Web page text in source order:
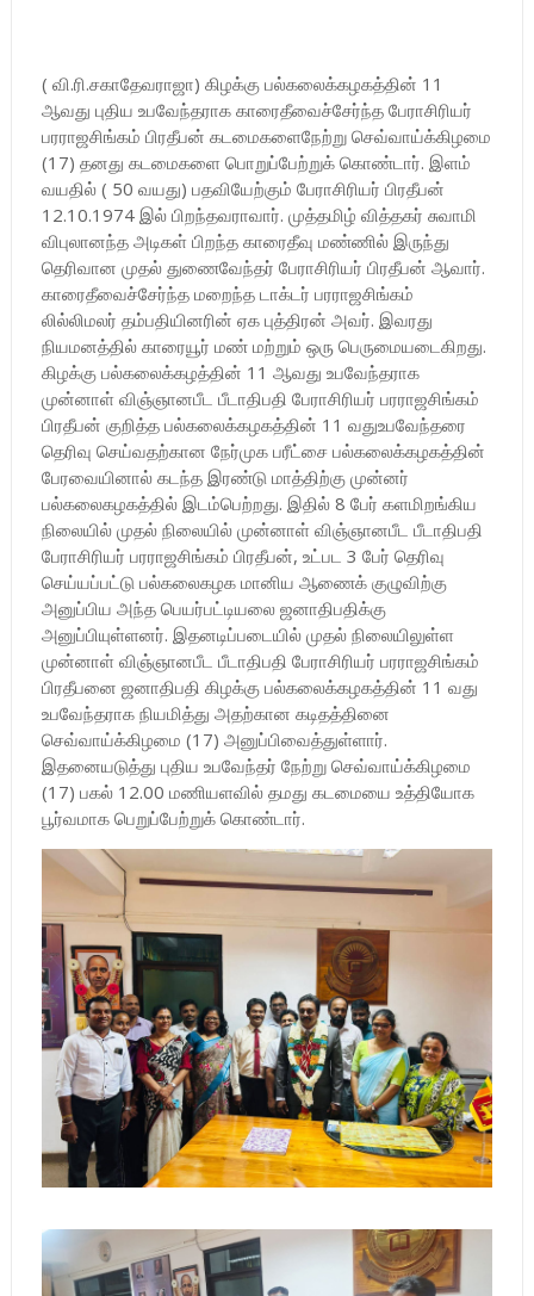
( வி.ரி.சகாதேவராஜா) கிழக்கு பல்கலைக்கழகத்தின் 11
ஆவது புதிய உபவேந்தராக காரைதீவைச்சேர்ந்த பேராசிரியர்
பரராஜசிங்கம் பிரதீபன் கடமைகளைநேற்று செவ்வாய்க்கிழமை
(17) தனது கடமைகளை பொறுப்பேற்றுக் கொண்டார். இளம்
வயதில் ( 50 வயது) பதவியேற்கும் பேராசிரியர் பிரதீபன்
12.10.1974 இல் பிறந்தவராவார். முத்தமிழ் வித்தகர் சுவாமி
விபுலானந்த அடிகள் பிறந்த காரைதீவு மண்ணில் இருந்து
தெரிவான முதல் துணைவேந்தர் பேராசிரியர் பிரதீபன் ஆவார்.
காரைதீவைச்சேர்ந்த மறைந்த டாக்டர் பரராஜசிங்கம்
லில்லிமலர் தம்பதியினரின் ஏக புத்திரன் அவர். இவரது
நியமனத்தில் காரையூர் மண் மற்றும் ஒரு பெருமையடைகிறது.
கிழக்கு பல்கலைக்கழத்தின் 11 ஆவது உபவேந்தராக
முன்னாள் விஞ்ஞானபீட பீடாதிபதி பேராசிரியர் பரராஜசிங்கம்
பிரதீபன் குறித்த பல்கலைக்கழகத்தின் 11 வதுஉபவேந்தரை
தெரிவு செய்வதற்கான நேர்முக பரீட்சை பல்கலைக்கழகத்தின்
பேரவையினால் கடந்த இரண்டு மாத்திற்கு முன்னர்
பல்கலைகழகத்தில் இடம்பெற்றது. இதில் 8 பேர் களமிறங்கிய
நிலையில் முதல் நிலையில் முன்னாள் விஞ்ஞானபீட பீடாதிபதி
பேராசிரியர் பரராஜசிங்கம் பிரதீபன், உட்பட 3 பேர் தெரிவு
செய்யப்பட்டு பல்கலைகழக மானிய ஆணைக் குழுவிற்கு
அனுப்பிய அந்த பெயர்பட்டியலை ஜனாதிபதிக்கு
அனுப்பியுள்ளனர். இதனடிப்படையில் முதல் நிலையிலுள்ள
முன்னாள் விஞ்ஞானபீட பீடாதிபதி பேராசிரியர் பரராஜசிங்கம்
பிரதீபனை ஜனாதிபதி கிழக்கு பல்கலைக்கழகத்தின் 11 வது
உபவேந்தராக நியமித்து அதற்கான கடிதத்தினை
செவ்வாய்க்கிழமை (17) அனுப்பிவைத்துள்ளார்.
இதனையடுத்து புதிய உபவேந்தர் நேற்று செவ்வாய்க்கிழமை
(17) பகல் 12.00 மணியளவில் தமது கடமையை உத்தியோக
பூர்வமாக பெறுப்பேற்றுக் கொண்டார்.